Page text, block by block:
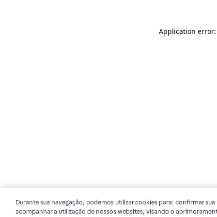
Application
Durante sua navegação, podemos utilizar cookies para: confirmar
acompanhar a utilização de nossos websites, visando o